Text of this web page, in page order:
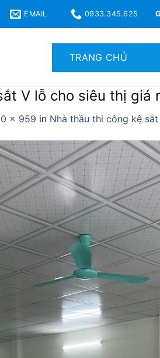
EMAIL 0933.345.625
TRANG CHỦ
V lỗ cho siêu thị giá
× 959 in Nhà thầu thi công kệ